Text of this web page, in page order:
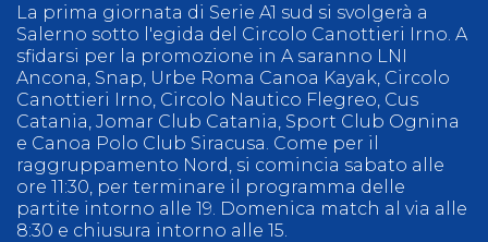
La prima giornata di Serie A1 sud si svolgerà a
Salerno sotto l'egida del Circolo Canottieri Irno. A
sfidarsi per la promozione in A saranno LNI
Ancona, Snap, Urbe Roma Canoa Kayak, Circolo
Canottieri Irno, Circolo Nautico Flegreo, Cus
Catania, Jomar Club Catania, Sport Club Ognina
e Canoa Polo Club Siracusa. Come per il
raggruppamento Nord, si comincia sabato alle
ore 11:30, per terminare il programma delle
partite intorno alle 19. Domenica match al via alle
8:30 e chiusura intorno alle 15.